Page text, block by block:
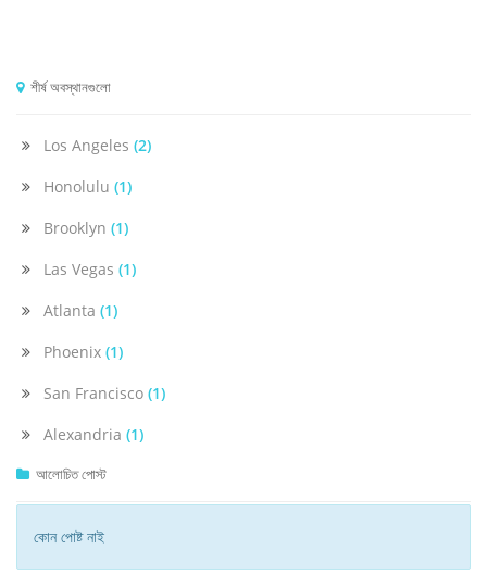
শীর্ষ অবস্থানগুলো
Los Angeles (2)
Honolulu (1)
Brooklyn (1)
Las Vegas (1)
Atlanta (1)
Phoenix (1)
San Francisco (1)
Alexandria (1)
আলোচিত পোস্ট
কোন পোষ্ট নাই